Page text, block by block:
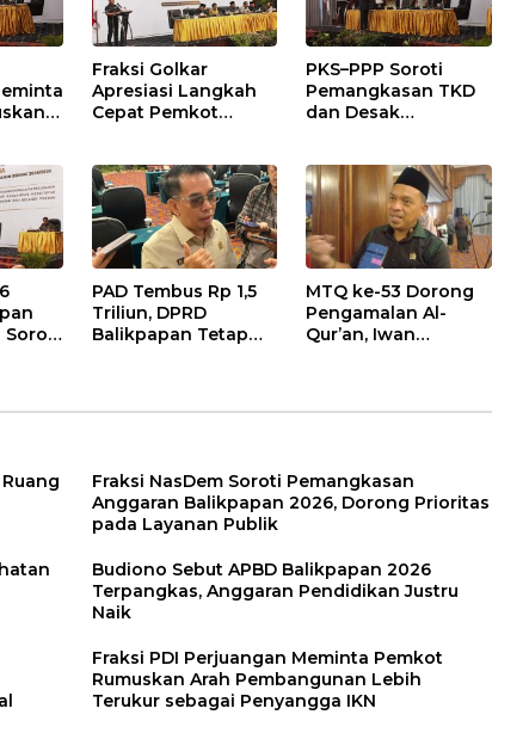
Fraksi Golkar
Apresiasi Langkah
Cepat Pemkot
PKS–PPP Soroti
Pemangkasan TKD
dan Desak
APBD Balikpapan
2026
Soroti
PAD Tembus Rp 1,5
Triliun, DPRD
Balikpapan Tetap
MTQ ke-53 Dorong
Pengamalan Al-
Qur’an, Iwan
Fraksi NasDem Soroti Pemangkasan
Anggaran Balikpapan 2026, Dorong Prioritas
pada Layanan Publik
Budiono Sebut APBD Balikpapan 2026
Terpangkas, Anggaran Pendidikan Justru
Naik
Fraksi PDI Perjuangan Meminta Pemkot
Rumuskan Arah Pembangunan Lebih
Terukur sebagai Penyangga IKN